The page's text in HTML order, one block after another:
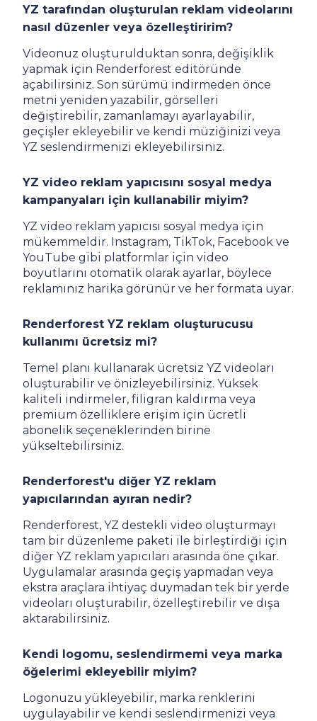
YZ tarafından oluşturulan reklam videolarını
nasıl düzenler veya özelleştiririm?
Videonuz oluşturulduktan sonra, değişiklik
yapmak için Renderforest editöründe
açabilirsiniz. Son sürümü indirmeden önce
metni yeniden yazabilir, görselleri
değiştirebilir, zamanlamayı ayarlayabilir,
geçişler ekleyebilir ve kendi müziğinizi veya
YZ seslendirmenizi ekleyebilirsiniz.
YZ video reklam yapıcısını sosyal medya
kampanyaları için kullanabilir miyim?
YZ video reklam yapıcısı sosyal medya için
mükemmeldir. Instagram, TikTok, Facebook ve
YouTube gibi platformlar için video
boyutlarını otomatik olarak ayarlar, böylece
reklamınız harika görünür ve her formata uyar.
Renderforest YZ reklam oluşturucusu
kullanımı ücretsiz mi?
Temel planı kullanarak ücretsiz YZ videoları
oluşturabilir ve önizleyebilirsiniz. Yüksek
kaliteli indirmeler, filigran kaldırma veya
premium özelliklere erişim için ücretli
abonelik seçeneklerinden birine
yükseltebilirsiniz.
Renderforest'u diğer YZ reklam
yapıcılarından ayıran nedir?
Renderforest, YZ destekli video oluşturmayı
tam bir düzenleme paketi ile birleştirdiği için
diğer YZ reklam yapıcıları arasında öne çıkar.
Uygulamalar arasında geçiş yapmadan veya
ekstra araçlara ihtiyaç duymadan tek bir yerde
videoları oluşturabilir, özelleştirebilir ve dışa
aktarabilirsiniz.
Kendi logomu, seslendirmemi veya marka
öğelerimi ekleyebilir miyim?
Logonuzu yükleyebilir, marka renklerini
uygulayabilir ve kendi seslendirmenizi veya